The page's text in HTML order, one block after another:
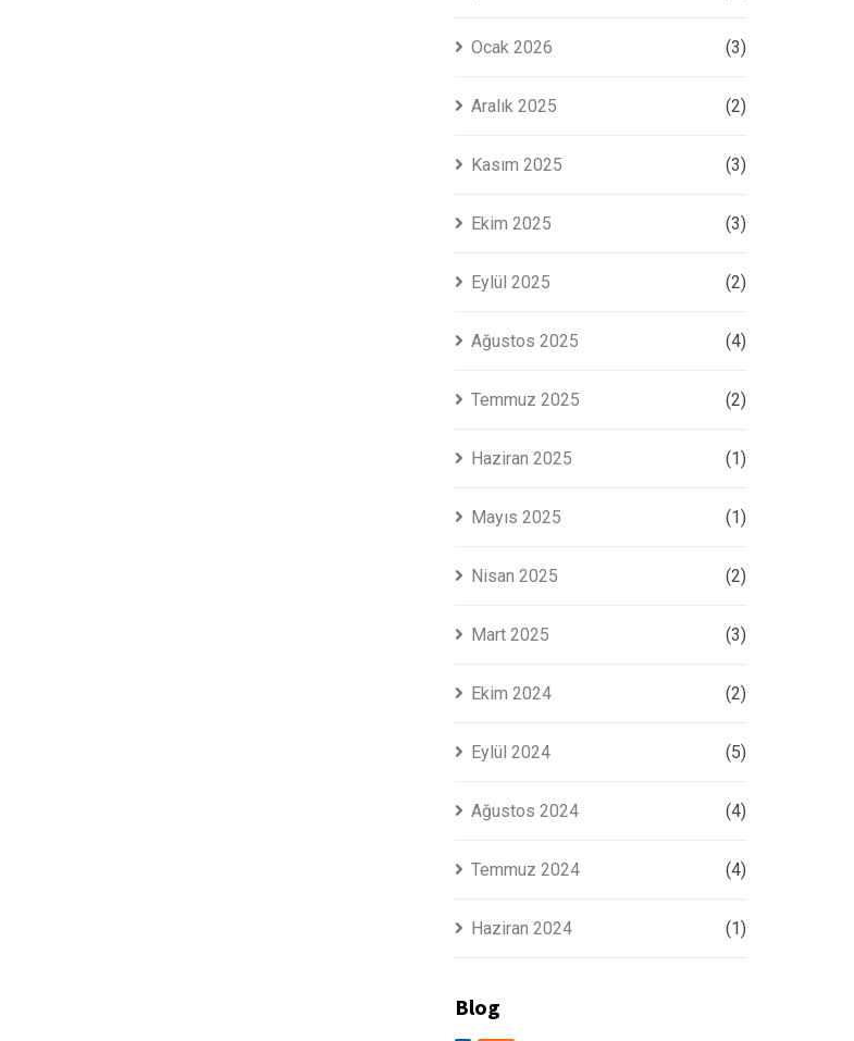
Ocak 2026 (3)
Aralık 2025 (2)
Kasım 2025 (3)
Ekim 2025 (3)
Eylül 2025 (2)
Ağustos 2025 (4)
Temmuz 2025 (2)
Haziran 2025 (1)
Mayıs 2025 (1)
Nisan 2025 (2)
Mart 2025 (3)
Ekim 2024 (2)
Eylül 2024 (5)
Ağustos 2024 (4)
Temmuz 2024 (4)
Haziran 2024 (1)
Blog